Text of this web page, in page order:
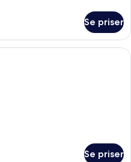
Se priser
Ett hotellrum med en säng, soffa,
Se priser